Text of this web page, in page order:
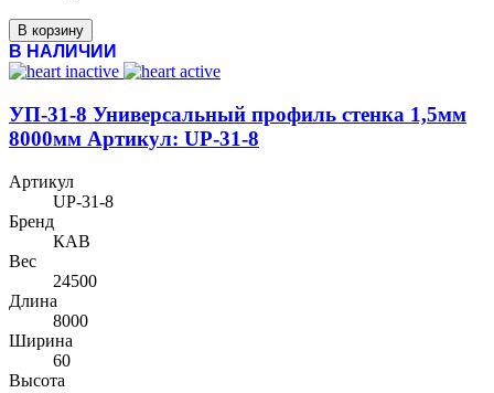
В корзину
В НАЛИЧИИ
УП-31-8 Универсальный профиль стенка 1,5мм
8000мм Артикул: UP-31-8
Артикул
UP-31-8
Бренд
КАВ
Вес
24500
Длина
8000
Ширина
60
Высота